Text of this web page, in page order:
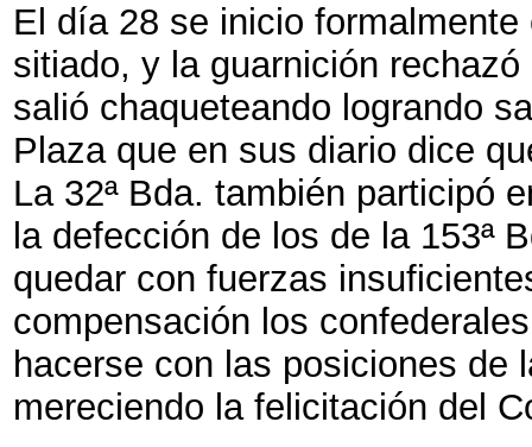
El día 28 se inicio
sitiado, y la guarnición
salió chaqueteando logrando
Plaza que en sus diario dice
La 32ª Bda. también participó
la defección de los de la 153ª
quedar con fuerzas
compensación los
hacerse con las posiciones de
mereciendo la felicitación del